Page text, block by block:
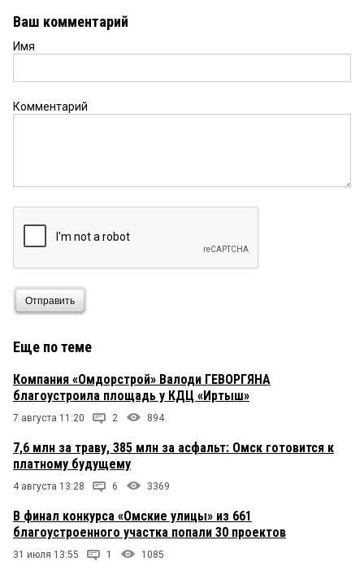
Ваш комментарий
Имя
Комментарий
Отправить
Еще по теме
Компания «Омдорстрой» Валоди ГЕВОРГЯНА
благоустроила площадь у КДЦ «Иртыш»
7 августа 11:20 2 894
7,6 млн за траву, 385 млн за асфальт: Омск готовится к
платному будущему
4 августа 13:28 6 3369
В финал конкурса «Омские улицы» из 661
благоустроенного участка попали 30 проектов
31 июля 13:55 1 1085